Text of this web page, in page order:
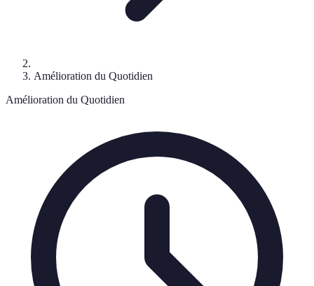
Amélioration du Quotidien
Amélioration du Quotidien